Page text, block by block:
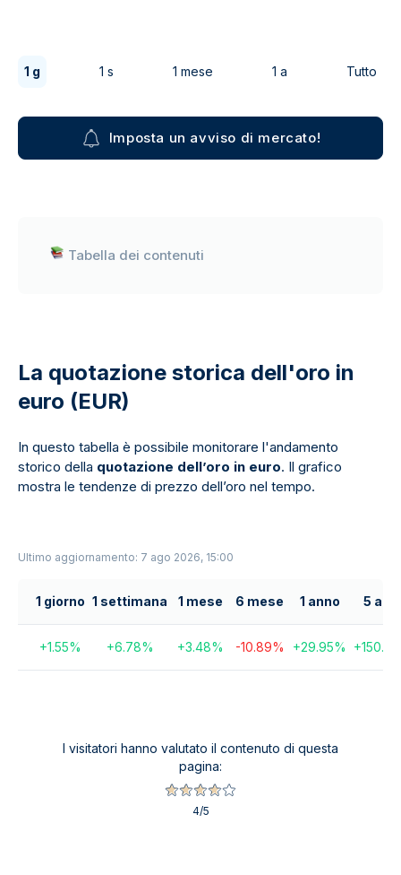
1 g 1 s 1 mese 1 a Tutto
Imposta un avviso di mercato!
Tabella dei contenuti
La quotazione storica dell'oro in
euro (EUR)
In questo tabella è possibile monitorare l'andamento
storico della quotazione dell’oro in euro. Il grafico
mostra le tendenze di prezzo dell’oro nel tempo.
Ultimo aggiornamento: 7 ago 2026, 15:00
1 giorno 1 settimana 1 mese 6 mese 1 anno 5 anni
+1.55% +6.78% +3.48% -10.89% +29.95% +150.37
I visitatori hanno valutato il contenuto di questa
pagina:
4/5